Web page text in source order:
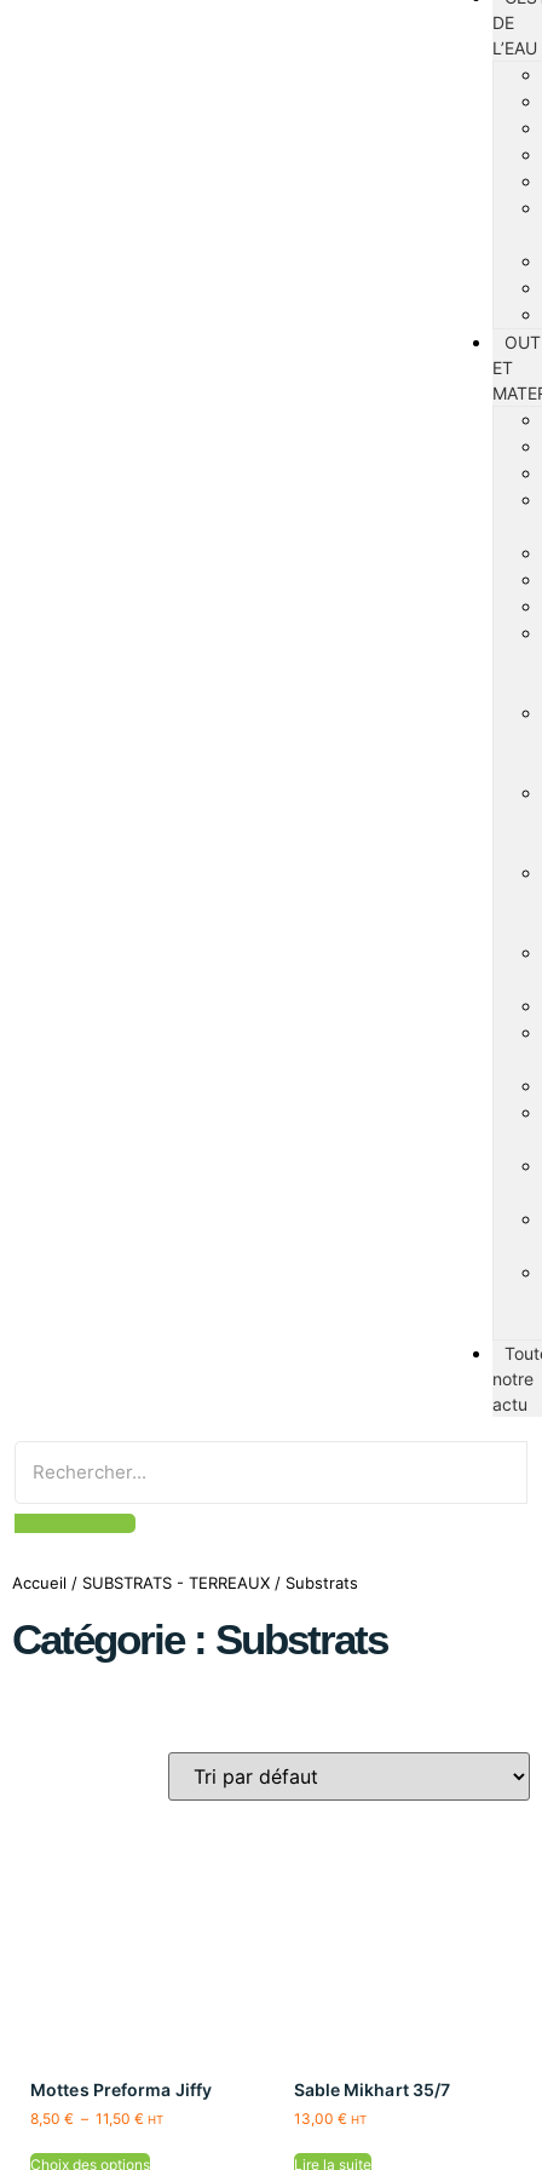
DE
L’EAU
ET
notre
actu
Accueil / SUBSTRATS - TERREAUX / Substrats
Catégorie : Substrats
Mottes Preforma Jiffy
8,50 € – 11,50 € HT
Choix des options
Sable Mikhart 35/7
13,00 € HT
Lire la suite